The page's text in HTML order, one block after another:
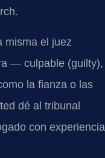
misma el juez
— culpable (guilty),
la fianza o las
dé al tribunal
con experiencia